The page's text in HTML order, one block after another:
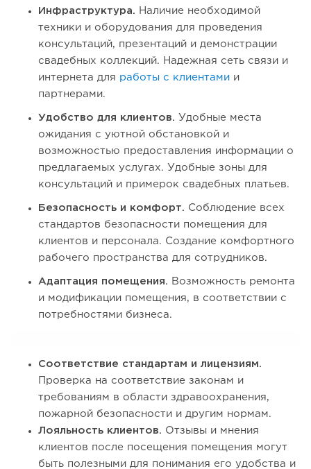
Инфраструктура. Наличие необходимой
техники и оборудования для проведения
консультаций, презентаций и демонстрации
свадебных коллекций. Надежная сеть связи и
интернета для работы с клиентами и
партнерами.
Удобство для клиентов. Удобные места
ожидания с уютной обстановкой и
возможностью предоставления информации о
предлагаемых услугах. Удобные зоны для
консультаций и примерок свадебных платьев.
Безопасность и комфорт. Соблюдение всех
стандартов безопасности помещения для
клиентов и персонала. Создание комфортного
рабочего пространства для сотрудников.
Адаптация помещения. Возможность ремонта
и модификации помещения, в соответствии с
потребностями бизнеса.
Соответствие стандартам и лицензиям.
Проверка на соответствие законам и
требованиям в области здравоохранения,
пожарной безопасности и другим нормам.
Лояльность клиентов. Отзывы и мнения
клиентов после посещения помещения могут
быть полезными для понимания его удобства и